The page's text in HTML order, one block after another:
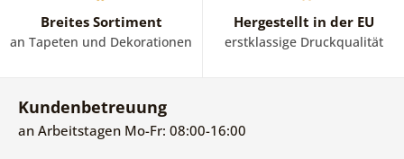
Breites Sortiment
an Tapeten und Dekorationen
Hergestellt in der EU
erstklassige Druckqualität
Kundenbetreuung
an Arbeitstagen Mo-Fr: 08:00-16:00